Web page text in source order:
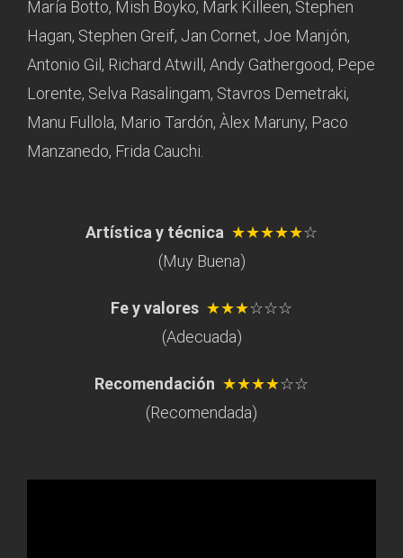
María Botto, Mish Boyko, Mark Killeen, Stephen
Hagan, Stephen Greif, Jan Cornet, Joe Manjón,
Antonio Gil, Richard Atwill, Andy Gathergood, Pepe
Lorente, Selva Rasalingam, Stavros Demetraki,
Manu Fullola, Mario Tardón, Àlex Maruny, Paco
Manzanedo, Frida Cauchi.
Artística y técnica ★★★★★☆
(Muy Buena)
Fe y valores ★★★☆☆☆
(Adecuada)
Recomendación ★★★★☆☆
(Recomendada)